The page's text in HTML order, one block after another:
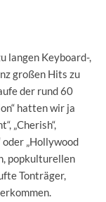
langen Keyboard-,
großen Hits zu
der rund 60
hatten wir ja
„Cherish“,
oder „Hollywood
popkulturellen
Tonträger,